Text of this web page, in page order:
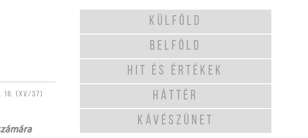
16. (XV/37)
KÜLFÖLD
BELFÖLD
HIT ÉS ÉRTÉKEK
HÁTTÉR
KÁVÉSZÜNET